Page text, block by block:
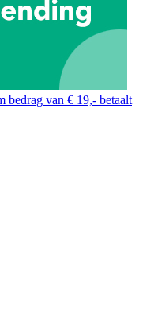
bedrag van € 19,- betaalt